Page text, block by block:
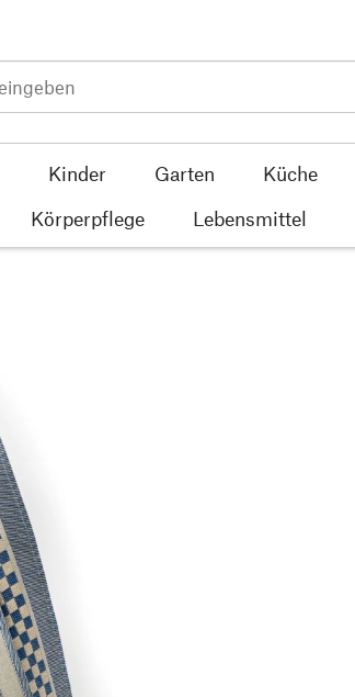
Kinder Garten Küche
Körperpflege Lebensmittel